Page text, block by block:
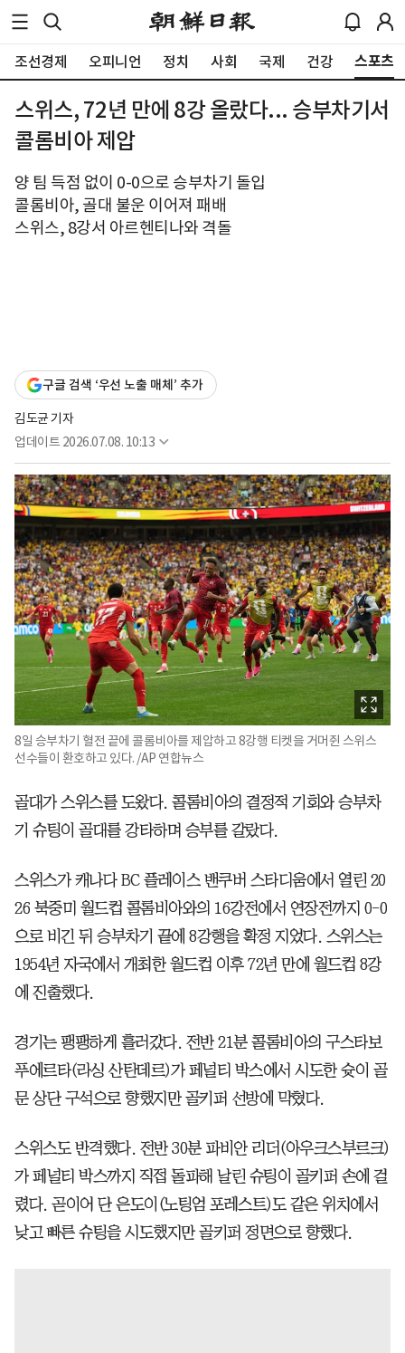
조선경제 오피니언 정치 사회 국제 건강 스포츠
스위스, 72년 만에 8강 올랐다... 승부차기서
콜롬비아 제압
양 팀 득점 없이 0-0으로 승부차기 돌입
콜롬비아, 골대 불운 이어져 패배
스위스, 8강서 아르헨티나와 격돌
구글 검색 ‘우선 노출 매체’ 추가
김도균 기자
업데이트 2026.07.08. 10:13
8일 승부차기 혈전 끝에 콜롬비아를 제압하고 8강행 티켓을 거머쥔 스위스
선수들이 환호하고 있다. /AP 연합뉴스
골대가 스위스를 도왔다. 콜롬비아의 결정적 기회와 승부차
기 슈팅이 골대를 강타하며 승부를 갈랐다.
스위스가 캐나다 BC 플레이스 밴쿠버 스타디움에서 열린 20
26 북중미 월드컵 콜롬비아와의 16강전에서 연장전까지 0-0
으로 비긴 뒤 승부차기 끝에 8강행을 확정 지었다. 스위스는
1954년 자국에서 개최한 월드컵 이후 72년 만에 월드컵 8강
에 진출했다.
경기는 팽팽하게 흘러갔다. 전반 21분 콜롬비아의 구스타보
푸에르타(라싱 산탄데르)가 페널티 박스에서 시도한 슛이 골
문 상단 구석으로 향했지만 골키퍼 선방에 막혔다.
스위스도 반격했다. 전반 30분 파비안 리더(아우크스부르크)
가 페널티 박스까지 직접 돌파해 날린 슈팅이 골키퍼 손에 걸
렸다. 곧이어 단 은도이(노팅엄 포레스트)도 같은 위치에서
낮고 빠른 슈팅을 시도했지만 골키퍼 정면으로 향했다.